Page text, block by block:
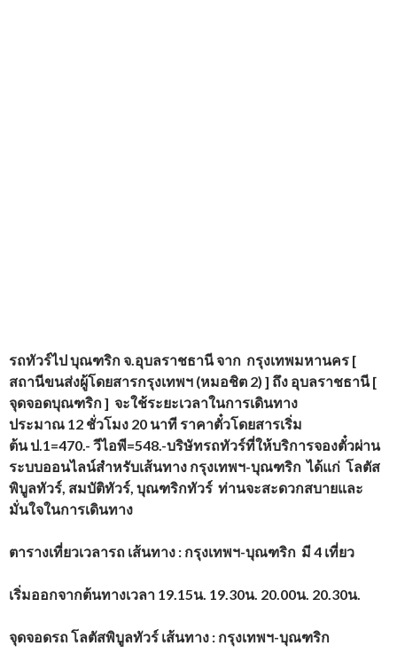
รถทัวร์ไป บุณฑริก จ.อุบลราชธานี จาก กรุงเทพมหานคร [
สถานีขนส่งผู้โดยสารกรุงเทพฯ (หมอชิต 2) ] ถึง อุบลราชธานี [
จุดจอดบุณฑริก ] จะใช้ระยะเวลาในการเดินทาง
ประมาณ 12 ชั่วโมง 20 นาที ราคาตั๋วโดยสารเริ่ม
ต้น ป.1=470.- วีไอพี=548.-บริษัทรถทัวร์ที่ให้บริการจองตั๋วผ่าน
ระบบออนไลน์สำหรับเส้นทาง กรุงเทพฯ-บุณฑริก ได้แก่ โลตัส
พิบูลทัวร์, สมบัติทัวร์, บุณฑริกทัวร์ ท่านจะสะดวกสบายและ
มั่นใจในการเดินทาง
ตารางเที่ยวเวลารถ เส้นทาง : กรุงเทพฯ-บุณฑริก มี 4 เที่ยว
เริ่มออกจากต้นทางเวลา 19.15น. 19.30น. 20.00น. 20.30น.
จุดจอดรถ โลตัสพิบูลทัวร์ เส้นทาง : กรุงเทพฯ-บุณฑริก